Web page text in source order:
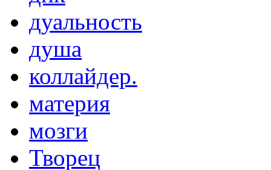
дуальность
душа
коллайдер.
материя
мозги
Творец